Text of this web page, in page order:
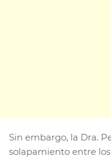
Sin embargo, la Dra.
solapamiento entre